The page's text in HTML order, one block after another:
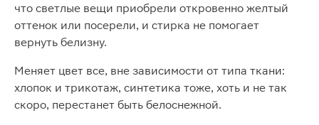
что светлые вещи приобрели откровенно желтый
оттенок или посерели, и стирка не помогает
вернуть белизну.
Меняет цвет все, вне зависимости от типа ткани:
хлопок и трикотаж, синтетика тоже, хоть и не так
скоро, перестанет быть белоснежной.